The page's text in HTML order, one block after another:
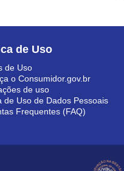
de Uso
de Uso
o Consumidor.gov.br
de uso
de Uso de Dados Pessoais
Frequentes (FAQ)